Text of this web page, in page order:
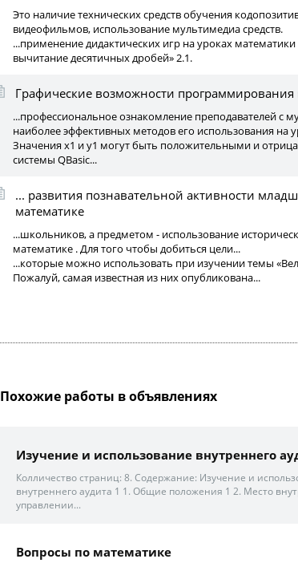
Это наличие технических средств обучения
видеофильмов, использование мультимедиа средств.
...применение дидактических игр на уроках
вычитание десятичных дробей» 2.1.
Графические возможности
...профессиональное ознакомление преподавателей с
наиболее эффективных методов его использования на
Значения x1 и y1 могут быть положительными и
системы QBasic...
... развития познавательной активности
математике
...школьников, а предметом - использование
математике . Для того чтобы добиться цели...
...которые можно использовать при изучении темы
Пожалуй, самая известная из них опубликована...
Похожие работы в объявлениях
Изучение и использование внутреннего
Колличество страниц: 8. Содержание: Изучение и
внутреннего аудита 1 1. Общие положения 1 2. Место
управлении...
Вопросы по математике